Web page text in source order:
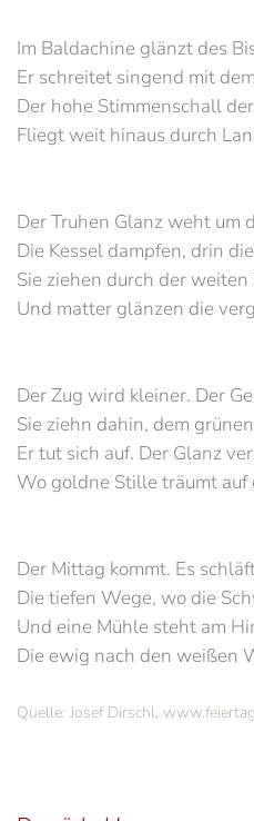
Im Baldachine glänzt des
Er schreitet singend mit
Der hohe Stimmenschall
Fliegt weit hinaus durch
Der Truhen Glanz weht um
Die Kessel dampfen, drin
Sie ziehen durch der
Und matter glänzen die
Der Zug wird kleiner. Der
Sie ziehn dahin, dem
Er tut sich auf. Der Glanz
Wo goldne Stille träumt auf
Der Mittag kommt. Es
Die tiefen Wege, wo die
Und eine Mühle steht am
Die ewig nach den weißen
Quelle: Josef Dirschl,